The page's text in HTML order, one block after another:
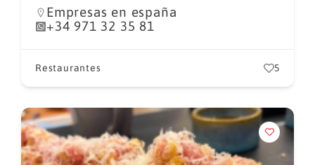
Empresas en españa
+34 971 32 35 81
Restaurantes 5